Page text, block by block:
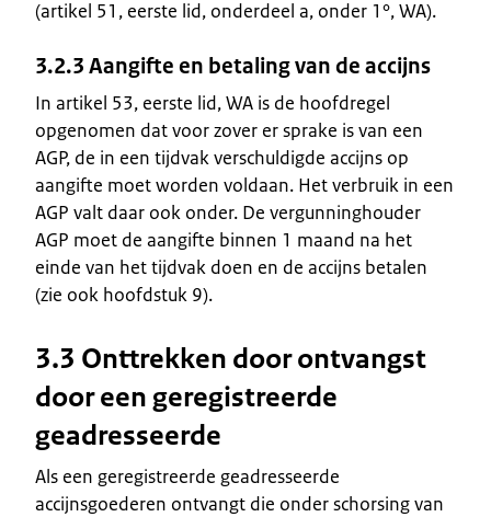
(artikel 51, eerste lid, onderdeel a, onder 1°, WA).
3.2.3 Aangifte en betaling van de accijns
In artikel 53, eerste lid, WA is de hoofdregel
opgenomen dat voor zover er sprake is van een
AGP, de in een tijdvak verschuldigde accijns op
aangifte moet worden voldaan. Het verbruik in een
AGP valt daar ook onder. De vergunninghouder
AGP moet de aangifte binnen 1 maand na het
einde van het tijdvak doen en de accijns betalen
(zie ook hoofdstuk 9).
3.3 Onttrekken door ontvangst
door een geregistreerde
geadresseerde
Als een geregistreerde geadresseerde
accijnsgoederen ontvangt die onder schorsing van